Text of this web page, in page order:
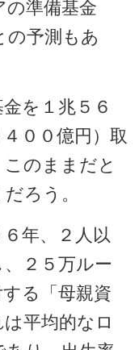
の準備基金
の予測もあ
を１兆５６
００億円）取
のままだと
ろう。
年、２人以
２５万ルー
る「母親資
平均的なロ